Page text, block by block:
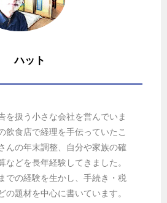
ハット
を扱う小さな会社を営んでいま
飲食店で経理を手伝っていたこ
んの年末調整、自分や家族の確
などを長年経験してきました。
での経験を生かし、手続き・税
の題材を中心に書いています。